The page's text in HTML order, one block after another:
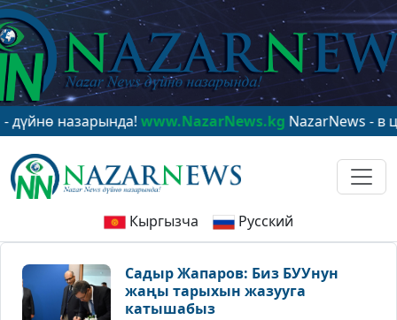
назарында!www.NazarNews.kgNazarNews - в
Кыргызча Русский
Садыр Жапаров: Биз БУУнун
жаңы тарыхын жазууга
катышабыз